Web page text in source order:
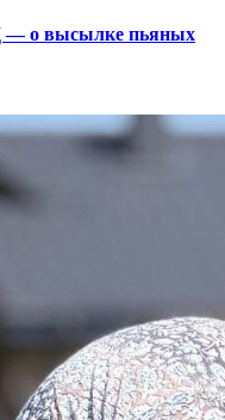
— о высылке пьяных